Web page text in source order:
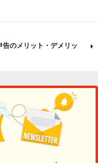
告のメリット・デメリッ